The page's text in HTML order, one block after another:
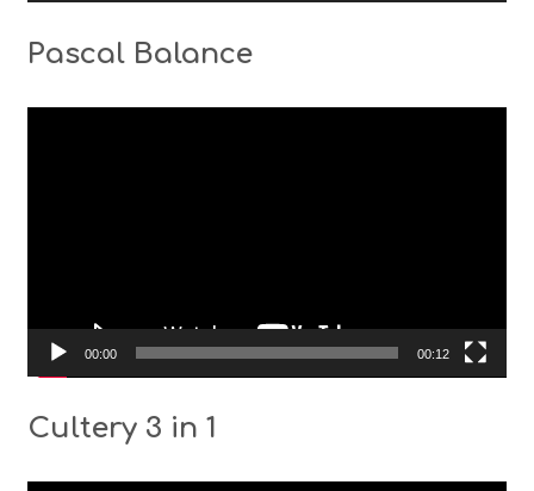
Pascal Balance
00:00 00:12
Cultery 3 in 1